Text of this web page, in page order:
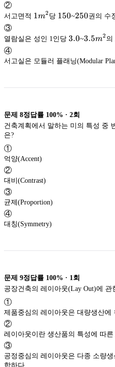
②
서고면적 1m^2
1m2당 150
150~250
250
③
열람실은 성인 1인당 3.0
3.0~3.5m^2
3.5m2
④
문제 8정답률 100% · 2회
건축계획에서 말하는 미의 특성 중 변화 혹은 다양성을
은?
①
억양(Accent)
②
대비(Contrast)
③
균제(Proportion)
④
대칭(Symmetry)
문제 9정답률 100% · 1 회
①
②
③
공정중심의 레이아웃은 다종 소량생산으로 표준화가 행
합하다.